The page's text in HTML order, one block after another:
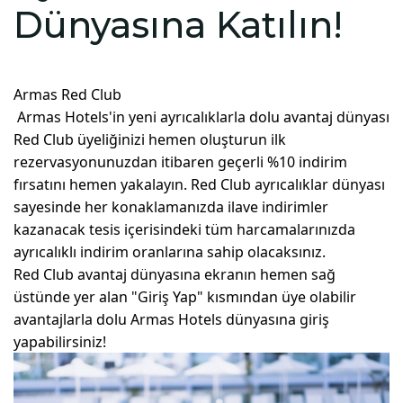
Dünyasına Katılın!
Armas Red Club
Armas Hotels'in yeni ayrıcalıklarla dolu avantaj dünyası
Red Club üyeliğinizi hemen oluşturun ilk
rezervasyonunuzdan itibaren geçerli %10 indirim
fırsatını hemen yakalayın. Red Club ayrıcalıklar dünyası
sayesinde her konaklamanızda ilave indirimler
kazanacak tesis içerisindeki tüm harcamalarınızda
ayrıcalıklı indirim oranlarına sahip olacaksınız.
Red Club avantaj dünyasına ekranın hemen sağ
üstünde yer alan "Giriş Yap" kısmından üye olabilir
avantajlarla dolu Armas Hotels dünyasına giriş
yapabilirsiniz!